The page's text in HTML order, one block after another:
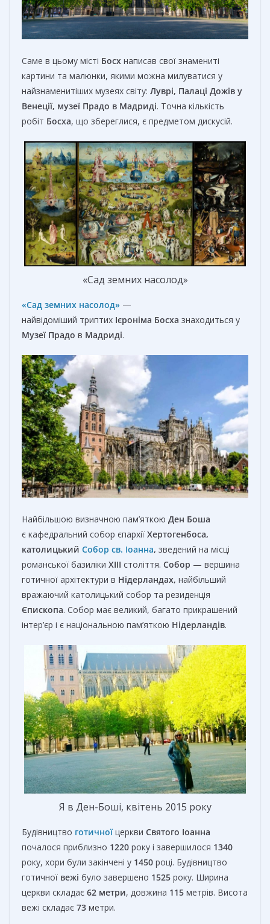
Саме в цьому місті Босх написав свої знамениті
картини та малюнки, якими можна милуватися у
найзнаменитіших музеях світу: Луврі, Палаці Дожів у
Венеції, музеї Прадо в Мадриді. Точна кількість
робіт Босха, що збереглися, є предметом дискусій.
«Сад земних насолод»
«Сад земних насолод» —
найвідоміший триптих Ієроніма Босха знаходиться у
Музеї Прадо в Мадриді.
Найбільшою визначною пам’яткою Ден Боша
є кафедральний собор єпархії Хертогенбоса,
католицький Собор св. Іоанна, зведений на місці
романської базиліки XIII століття. Собор — вершина
готичної архітектури в Нідерландах, найбільший
вражаючий католицький собор та резиденція
Єпископа. Собор має великий, багато прикрашений
інтер’єр і є національною пам’яткою Нідерландів.
Я в Ден-Боші, квітень 2015 року
Будівництво готичної церкви Святого Іоанна
почалося приблизно 1220 року і завершилося 1340
року, хори були закінчені у 1450 році. Будівництво
готичної вежі було завершено 1525 року. Ширина
церкви складає 62 метри, довжина 115 метрів. Висота
вежі складає 73 метри.